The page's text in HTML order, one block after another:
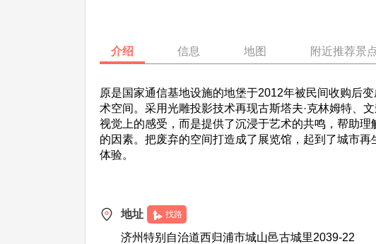
介绍 信息 地图 附近推荐景
原是国家通信基地设施的地堡于2012年被民间收购后
术空间。采用光雕投影技术再现古斯塔夫·克林姆特、
视觉上的感受，而是提供了沉浸于艺术的共鸣，帮助
的因素。把废弃的空间打造成了展览馆，起到了城市
体验。
地址 找路
济州特别自治道西归浦市城山邑古城里2039-22